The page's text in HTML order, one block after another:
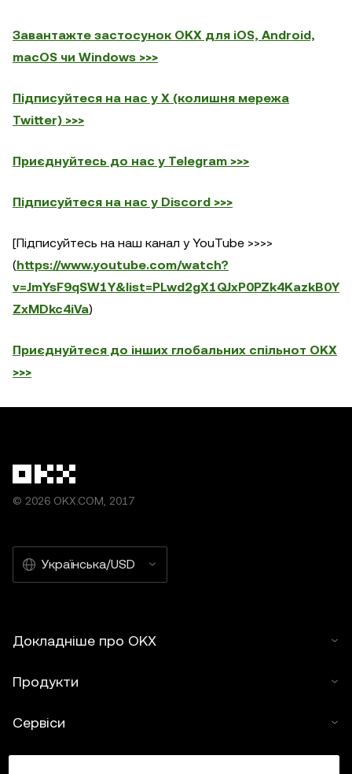
Завантажте застосунок OKX для iOS, Android,
macOS чи Windows >>>
Підписуйтеся на нас у X (колишня мережа
Twitter) >>>
Приєднуйтесь до нас у Telegram >>>
Підписуйтеся на нас у Discord >>>
[Підписуйтесь на наш канал у YouTube >>>>
(https://www.youtube.com/watch?
v=JmYsF9qSW1Y&list=PLwd2gX1QJxP0PZk4KazkB0Y
ZxMDkc4iVa)
Приєднуйтеся до інших глобальних спільнот OKX
>>>
© 2026 OKX.COM, 2017
Українська/USD
Докладніше про OKX
Продукти
Сервіси